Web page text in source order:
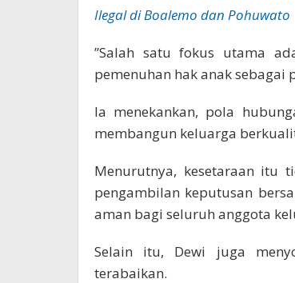
Ilegal di Boalemo dan Pohuwato
‎”Salah satu fokus utama
pemenuhan hak anak sebagai
‎Ia menekankan, pola
membangun keluarga
Menurutnya, kesetaraan itu
pengambilan keputusan
aman bagi seluruh anggota
Selain itu, Dewi juga
terabaikan.